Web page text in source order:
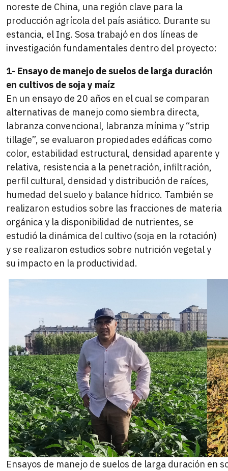
noreste de China, una región clave para la
producción agrícola del país asiático. Durante su
estancia, el Ing. Sosa trabajó en dos líneas de
investigación fundamentales dentro del proyecto:
1- Ensayo de manejo de suelos de larga duración
en cultivos de soja y maíz
En un ensayo de 20 años en el cual se comparan
alternativas de manejo como siembra directa,
labranza convencional, labranza mínima y “strip
tillage”, se evaluaron propiedades edáficas como
color, estabilidad estructural, densidad aparente y
relativa, resistencia a la penetración, infiltración,
perfil cultural, densidad y distribución de raíces,
humedad del suelo y balance hídrico. También se
realizaron estudios sobre las fracciones de materia
orgánica y la disponibilidad de nutrientes, se
estudió la dinámica del cultivo (soja en la rotación)
y se realizaron estudios sobre nutrición vegetal y
su impacto en la productividad.
Ensayos de manejo de suelos de larga duración en